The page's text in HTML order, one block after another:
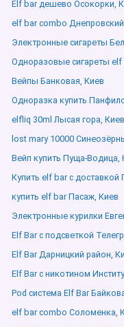
Elf bar дешево Осокорки,
elf bar combo
Электронные сигареты
Одноразовые сигареты
Вейпы Банковая, Киев
Одноразка купить
elfliq 30ml Лысая гора, Киев
lost mary 10000
Вейп купить Пуща-Водица,
Купить elf bar с доставкой
купить elf bar Пасаж, Киев
Электронные курилки
Elf Bar с подсветкой
Elf Bar Дарницкий район,
Elf Bar с никотином
Pod система Elf Bar
elf bar combo Соломенка,